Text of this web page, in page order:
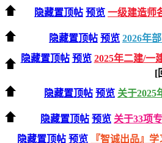
隐藏置顶帖 预览 一级建造师
隐藏置顶帖 预览 2026年
隐藏置顶帖 预览 2025年二建/一
[
隐藏置顶帖 预览 关于2025
隐藏置顶帖 预览 关于33项
隐藏置顶帖 预览
『智诚出品』